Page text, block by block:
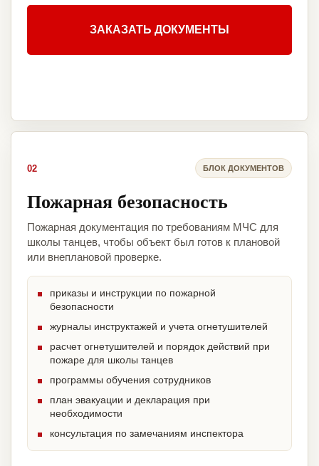
ЗАКАЗАТЬ ДОКУМЕНТЫ
02 БЛОК ДОКУМЕНТОВ
Пожарная безопасность
Пожарная документация по требованиям МЧС для
школы танцев, чтобы объект был готов к плановой
или внеплановой проверке.
приказы и инструкции по пожарной
безопасности
журналы инструктажей и учета огнетушителей
расчет огнетушителей и порядок действий при
пожаре для школы танцев
программы обучения сотрудников
план эвакуации и декларация при
необходимости
консультация по замечаниям инспектора